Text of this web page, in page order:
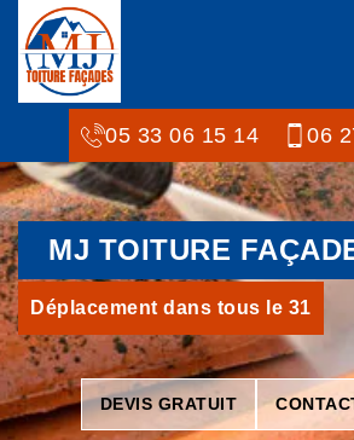
05 33 06 15 14 06
MJ TOITURE
Déplacement dans tous le 31
DEVIS GRATUIT